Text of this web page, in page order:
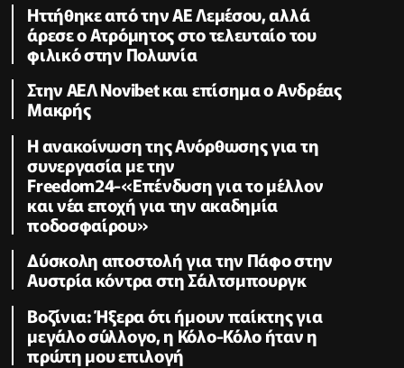
Ηττήθηκε από την ΑΕ Λεμέσου, αλλά
άρεσε ο Ατρόμητος στο τελευταίο του
φιλικό στην Πολωνία
Στην ΑΕΛ Novibet και επίσημα ο Ανδρέας
Μακρής
H ανακοίνωση της Ανόρθωσης για τη
συνεργασία με την
Freedom24-«Επένδυση για το μέλλον
και νέα εποχή για την ακαδημία
ποδοσφαίρου»
Δύσκολη αποστολή για την Πάφο στην
Αυστρία κόντρα στη Σάλτσμπουργκ
Βοζίνια: Ήξερα ότι ήμουν παίκτης για
μεγάλο σύλλογο, η Κόλο-Κόλο ήταν η
πρώτη μου επιλογή